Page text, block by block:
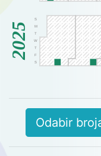
2025
S
M
T
W
T
F
S
2026
T
Odabir